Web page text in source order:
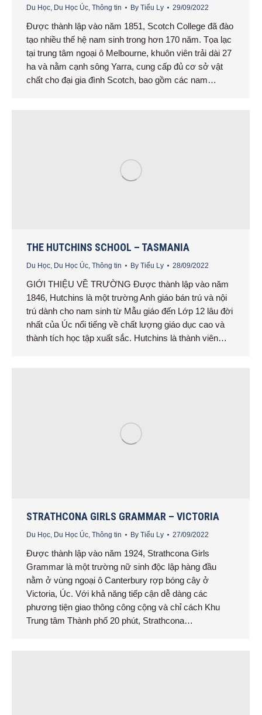
Du Học, Du Học Úc, Thông tin By Tiểu Ly 29/09/2022
Được thành lập vào năm 1851, Scotch College đã đào
tạo nhiều thế hệ nam sinh trong hơn 170 năm. Tọa lạc
tại trung tâm ngoại ô Melbourne, khuôn viên trải dài 27
ha và nằm cạnh sông Yarra, cung cấp đủ cơ sở vật
chất cho đại gia đình Scotch, bao gồm các nam…
THE HUTCHINS SCHOOL – TASMANIA
Du Học Du Học Úc Thông tin By Tiểu Ly 28/09/2022
GIỚI THIỆU VỀ TRƯỜNG Được thành lập vào năm
1846, Hutchins là một trường Anh giáo bán trú và nội
trú dành cho nam sinh từ Mẫu giáo đến Lớp 12 lâu đời
nhất của Úc nổi tiếng về chất lượng giáo dục cao và
thành tích học tập xuất sắc. Hutchins là thành viên…
STRATHCONA GIRLS GRAMMAR – VICTORIA
Du Học, Du Học Úc, Thông tin By Tiểu Ly 27/09/2022
Được thành lập vào năm 1924, Strathcona Girls
Grammar là một trường nữ sinh độc lập hàng đầu
nằm ở vùng ngoại ô Canterbury rợp bóng cây ở
Victoria, Úc. Với khả năng tiếp cận dễ dàng các
phương tiện giao thông công cộng và chỉ cách Khu
Trung tâm Thành phố 20 phút, Strathcona…